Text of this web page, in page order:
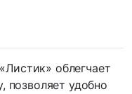
облегчает
позволяет удобно